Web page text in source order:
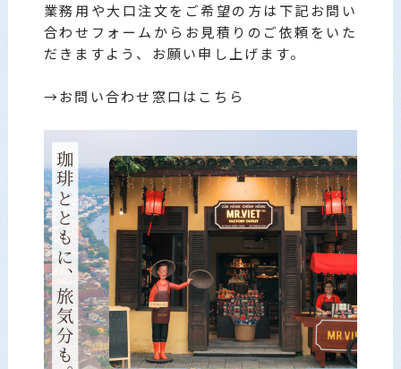
業務用や大口注文をご希望の方は下記お問い
合わせフォームからお見積りのご依頼をいた
だきますよう、お願い申し上げます。
→ お問い合わせ窓口はこちら